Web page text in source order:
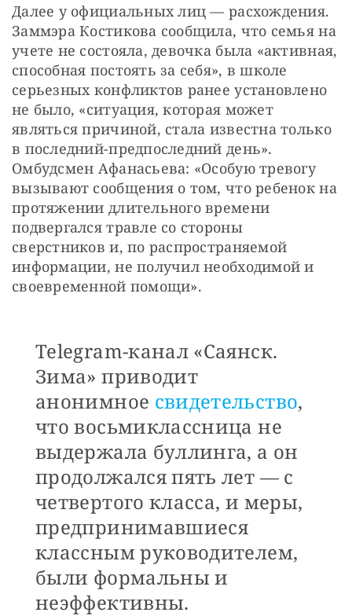
Далее у официальных лиц — расхождения.
Заммэра Костикова сообщила, что семья на
учете не состояла, девочка была «активная,
способная постоять за себя», в школе
серьезных конфликтов ранее установлено
не было, «ситуация, которая может
являться причиной, стала известна только
в последний-предпоследний день».
Омбудсмен Афанасьева: «Особую тревогу
вызывают сообщения о том, что ребенок на
протяжении длительного времени
подвергался травле со стороны
сверстников и, по распространяемой
информации, не получил необходимой и
своевременной помощи».
Telegram-канал «Саянск.
Зима» приводит
анонимное свидетельство,
что восьмиклассница не
выдержала буллинга, а он
продолжался пять лет — с
четвертого класса, и меры,
предпринимавшиеся
классным руководителем,
были формальны и
неэффективны.